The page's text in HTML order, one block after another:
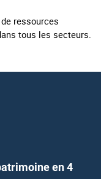
ressources
tous les secteurs.
en 4